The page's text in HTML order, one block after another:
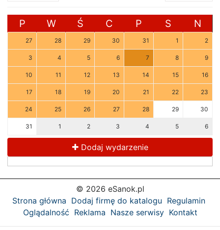
P W Ś C P S N
27 28 29 30 31 1 2
3 4 5 6 7 8 9
10 11 12 13 14 15 16
17 18 19 20 21 22 23
24 25 26 27 28 29 30
31 1 2 3 4 5 6
Dodaj wydarzenie
© 2026 eSanok.pl
Strona główna Dodaj firmę do katalogu Regulamin
Oglądalność Reklama Nasze serwisy Kontakt